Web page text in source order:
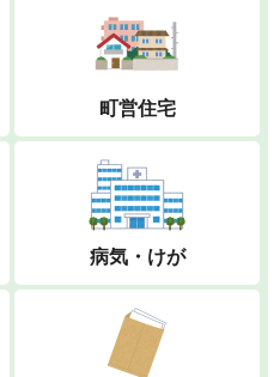
町営住宅
病気・けが